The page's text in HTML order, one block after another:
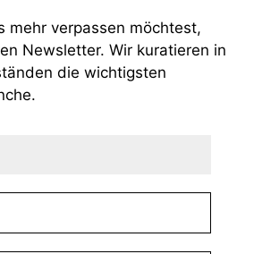
mehr verpassen möchtest,
Newsletter. Wir kuratieren in
die wichtigsten